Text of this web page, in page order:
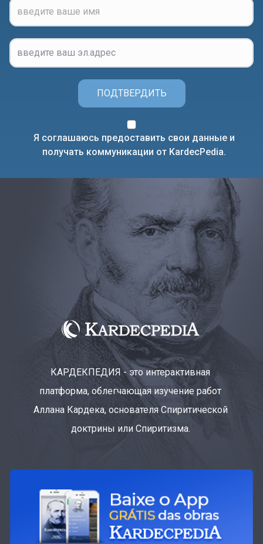
ПОДТВЕРДИТЬ
Я соглашаюсь предоставить свои данные и
получать коммуникации от KardecPedia.
КАРДЕКПЕДИЯ - это интерактивная
платформа, облегчающая изучение работ
Аллана Кардека, основателя Спиритической
доктрины или Спиритизма.